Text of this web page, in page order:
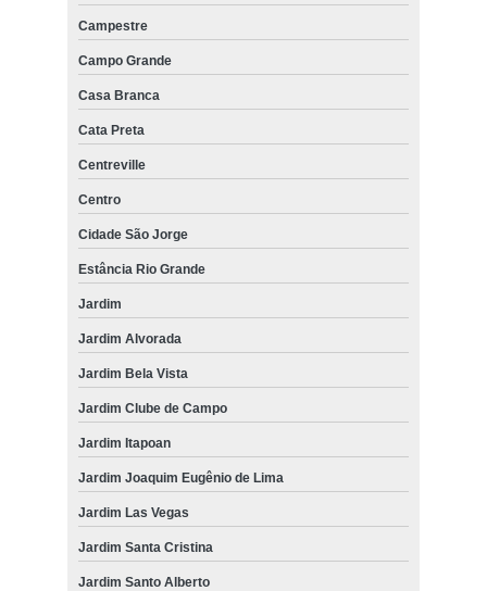
Campestre
Campo Grande
Casa Branca
Cata Preta
Centreville
Centro
Cidade São Jorge
Estância Rio Grande
Jardim
Jardim Alvorada
Jardim Bela Vista
Jardim Clube de Campo
Jardim Itapoan
Jardim Joaquim Eugênio de Lima
Jardim Las Vegas
Jardim Santa Cristina
Jardim Santo Alberto